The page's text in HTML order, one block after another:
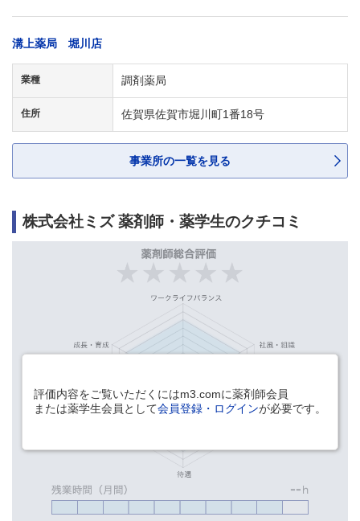
溝上薬局 堀川店
業種 調剤薬局
住所 佐賀県佐賀市堀川町1番18号
事業所の一覧を見る
株式会社ミズ 薬剤師・薬学生のクチコミ
評価内容をご覧いただくにはm3.comに薬剤師会員
または薬学生会員として会員登録・ログインが必要です。